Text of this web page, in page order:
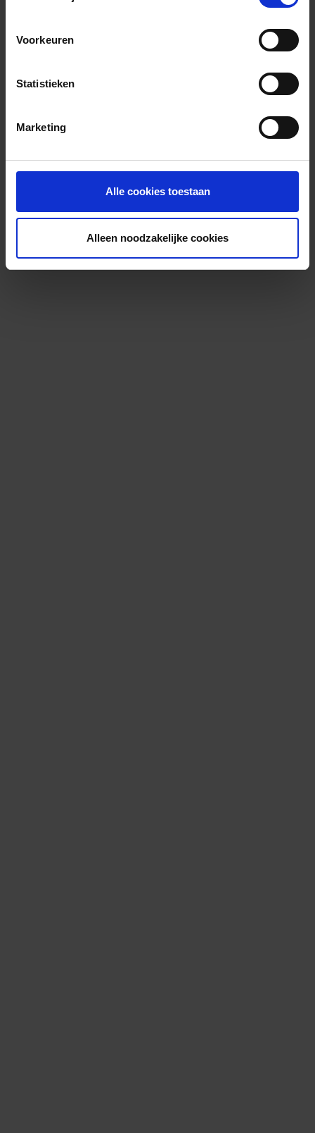
Voorkeuren
Statistieken
Marketing
Alle cookies toestaan
Alleen noodzakelijke cookies